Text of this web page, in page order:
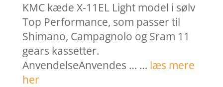
KMC kæde X-11EL Light model i sølv
Top Performance, som passer til
Shimano, Campagnolo og Sram 11
gears kassetter.
AnvendelseAnvendes … … læs mere
her